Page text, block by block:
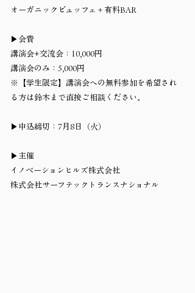
オーガニックビュッフェ＋有料BAR
▶会費
講演会+交流会：10,000円
講演会のみ：5,000円
※【学生限定】講演会への無料参加を希望され
る方は鈴木まで直接ご相談ください。
▶申込締切：7月8日（火）
▶主催
イノベーションヒルズ株式会社
株式会社サーフテックトランスナショナル